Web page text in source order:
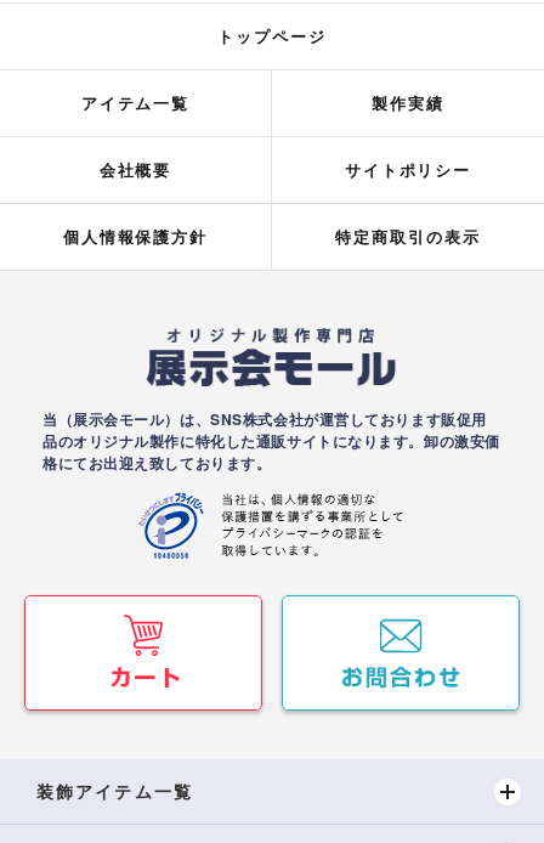
トップページ
アイテム一覧 製作実績
会社概要 サイトポリシー
個人情報保護方針 特定商取引の表示
当（展示会モール）は、SNS株式会社が運営しております販促用
品のオリジナル製作に特化した通販サイトになります。卸の激安価
格にてお出迎え致しております。
装飾アイテム一覧